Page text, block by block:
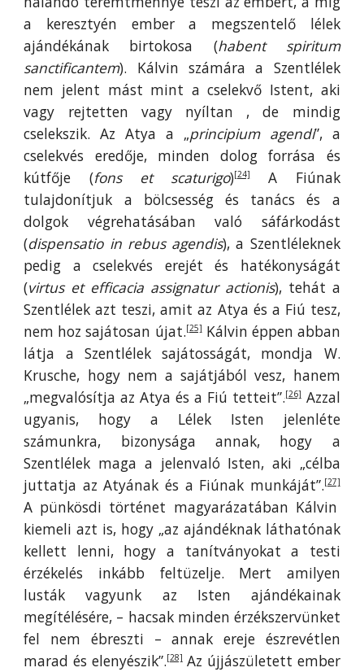
a keresztyén ember a megszentelő lélek
ajándékának birtokosa (habent spiritum
sanctificantem). Kálvin számára a Szentlélek
nem jelent mást mint a cselekvő Istent, aki
vagy rejtetten vagy nyíltan , de mindig
cselekszik. Az Atya a „principium agendi”, a
cselekvés eredője, minden dolog forrása és
kútfője (fons et scaturigo)[24]A Fiúnak
tulajdonítjuk a bölcsesség és tanács és a
dolgok végrehatásában való sáfárkodást
(dispensatio in rebus agendis), a Szentléleknek
pedig a cselekvés erejét és hatékonyságát
(virtus et efficacia assignatur actionis), tehát a
Szentlélek azt teszi, amit az Atya és a Fiú tesz,
nem hoz sajátosan újat.[25]Kálvin éppen abban
látja a Szentlélek sajátosságát, mondja W.
Krusche, hogy nem a sajátjából vesz, hanem
„megvalósítja az Atya és a Fiú tetteit”.[26]Azzal
ugyanis, hogy a Lélek Isten jelenléte
számunkra, bizonysága annak, hogy a
Szentlélek maga a jelenvaló Isten, aki „célba
juttatja az Atyának és a Fiúnak munkáját”.[27]
A pünkösdi történet magyarázatában Kálvin
kiemeli azt is, hogy „az ajándéknak láthatónak
kellett lenni, hogy a tanítványokat a testi
érzékelés inkább feltüzelje. Mert amilyen
lusták vagyunk az Isten ajándékainak
megítélésére, – hacsak minden érzékszervünket
fel nem ébreszti – annak ereje észrevétlen
marad és elenyészik”.[28]Az újjászületett ember